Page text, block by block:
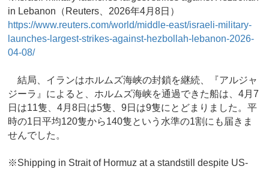
in Lebanon（Reuters、2026年4月8日）
https://www.reuters.com/world/middle-east/israeli-military-
launches-largest-strikes-against-hezbollah-lebanon-2026-
04-08/
結局、イランはホルムズ海峡の封鎖を継続、『アルジャ
ジーラ』によると、ホルムズ海峡を通過できた船は、4月7
日は11隻、4月8日は5隻、9日は9隻にとどまりました。平
時の1日平均120隻から140隻という水準の1割にも届きま
せんでした。
※Shipping in Strait of Hormuz at a standstill despite US-